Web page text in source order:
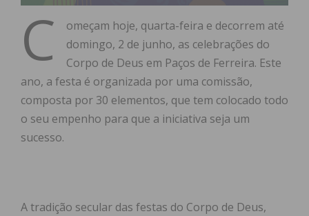
C
omeçam hoje, quarta-feira e decorrem até
domingo, 2 de junho, as celebrações do
Corpo de Deus em Paços de Ferreira. Este
ano, a festa é organizada por uma comissão,
composta por 30 elementos, que tem colocado todo
o seu empenho para que a iniciativa seja um
sucesso.
A tradição secular das festas do Corpo de Deus,